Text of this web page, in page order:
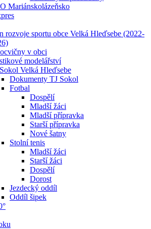
Mariánskolázeňsko
rozvoje sportu obce Velká Hleďsebe (2022-
v obci
modelářství
Velká Hleďsebe
Dokumenty TJ Sokol
Fotbal
Dospělí
Mladší žáci
Mladší přípravka
Starší přípravka
Nové šatny
Stolní tenis
Mladší žáci
Starší žáci
Dospělí
Dorost
Jezdecký oddíl
Oddíl šipek